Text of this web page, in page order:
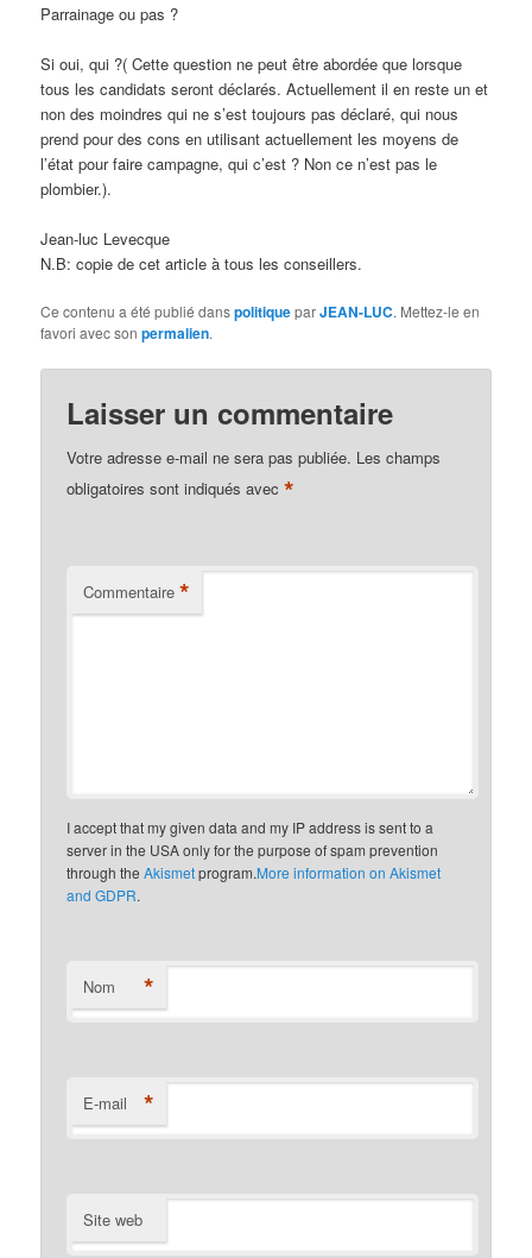
Parrainage ou pas ?
Si oui, qui ?( Cette question ne peut être abordée que lorsque
tous les candidats seront déclarés. Actuellement il en reste un et
non des moindres qui ne s’est toujours pas déclaré, qui nous
prend pour des cons en utilisant actuellement les moyens de
l’état pour faire campagne, qui c’est ? Non ce n’est pas le
plombier.).
Jean-luc Levecque
N.B: copie de cet article à tous les conseillers.
Ce contenu a été publié danspolitiqueparJEAN-LUC. Mettez-le en
favori avec sonpermalien.
Laisser un commentaire
Votre adresse e-mail ne sera pas publiée. Les champs
obligatoires sont indiqués avec*
Commentaire *
I accept that my given data and my IP address is sent to a
server in the USA only for the purpose of spam prevention
through theAkismetprogram.More information on Akismet
and GDPR.
Nom *
E-mail *
Site web